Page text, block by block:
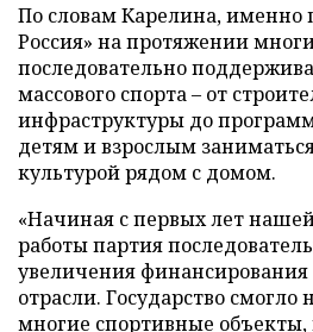
По словам Карелина, именно
Россия» на протяжении
последовательно
массового спорта – от
инфраструктуры до
детям и взрослым
культурой рядом с домом.
«Начиная с первых лет
работы партия
увеличения
отрасли. Государство смогло
многие спортивные